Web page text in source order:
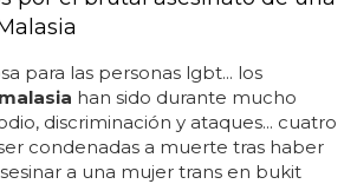
para las personas lgbt... los
malasia han sido durante mucho
discriminación y ataques... cuatro
condenadas a muerte tras haber
a una mujer trans en bukit